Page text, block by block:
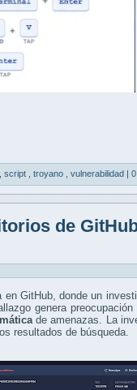
script troyano vulnerabilidad
de
GitHub, donde un
genera preocupación
de amenazas. La
resultados de búsqueda.